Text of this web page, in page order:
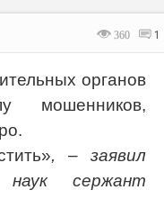
360 1
органов
мошенников,
, – заявил
наук сержант